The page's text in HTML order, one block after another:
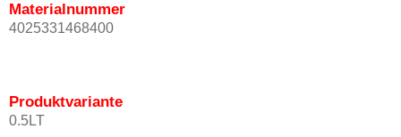
Materialnummer
4025331468400
Produktvariante
0.5LT